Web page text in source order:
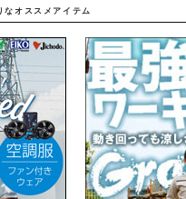
なオススメアイテム